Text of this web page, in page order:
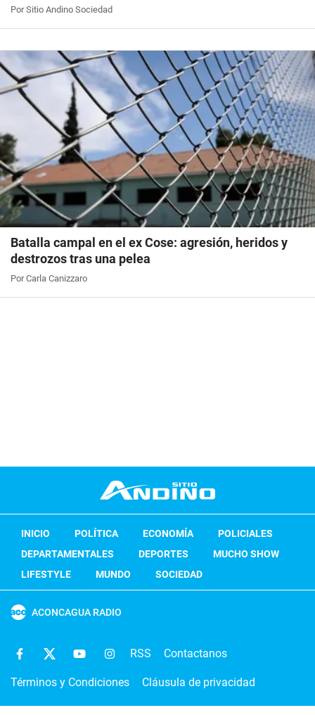
Por Sitio Andino Sociedad
Batalla campal en el ex Cose: agresión, heridos y
destrozos tras una pelea
Por Carla Canizzaro
INICIO POLÍTICA ECONOMÍA
POLICIALES
DEPARTAMENTALES
DEPORTES
MUCHO SHOW
LIFESTYLE
MUNDO SOCIEDAD
ACONCAGUA RADIO
RSS Contactanos
Términos y Condiciones Cláusula de privacidad